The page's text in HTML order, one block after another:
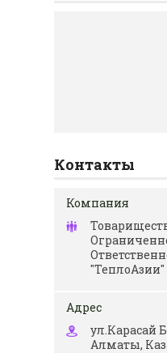
Контакты
"ТеплоАзии"
ул.Карасай
Алматы,